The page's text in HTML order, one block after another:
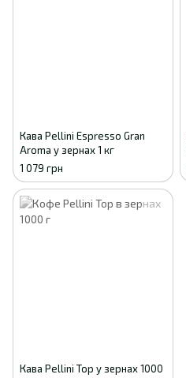
Кава Pellini Espresso Gran
Aroma у зернах 1 кг
1 079 грн
Кава Pellini Top у зернах 1000